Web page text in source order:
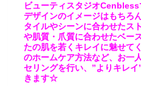
ビューティスタジオ
デザインのイメージはもちろ
タイルやシーンに合わせたス
や肌質・爪質に合わせたベー
たの肌を若くキレイに魅せて
のホームケア方法など、お一
セリングを行い、”よりキレ
きます☆